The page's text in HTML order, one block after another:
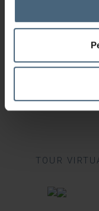
Preguntas
Catálogo
TOUR